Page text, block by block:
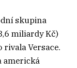
skupina
miliardy Kč)
Versace.
americká